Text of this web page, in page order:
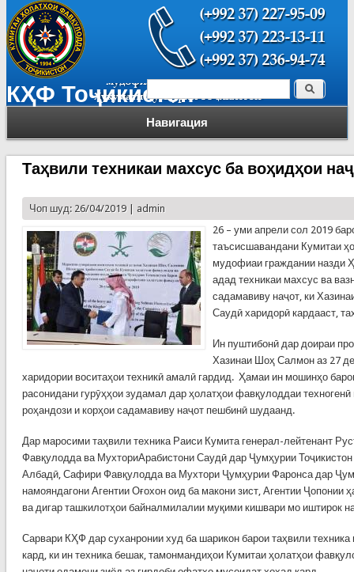
КҲФ Тоҷикистон
Навигация
Форма поиска Поиск
Таҳвили техникаи махсус ба воҳидҳои
Чоп шуд: 26/04/2019 | admin
26 – уми апрели сол 2019
таъсисшавандани Кумитаи
мудофиаи граждании назди
адад техникаи махсус ва
садамавиву наҷот, ки
Саудӣ харидорӣ кардааст,
Ин пуштибонӣ дар доираи
Хазинаи Шоҳ Салмон аз 27
харидории воситаҳои техникӣ амалӣ гардид. Ҳамаи ин мошинҳо
расонидани гурӯҳҳои зудамал дар ҳолатҳои фавқулоддаи техногенӣ
роҳандози и корҳои садамавиву наҷот пешбинӣ шудаанд.
Дар маросими таҳвили техника Раиси Кумита генерал-лейтенант
Фавқулодда ва МухториАрабистони Саудӣ дар Ҷумҳурии
Албадӣ, Сафири Фавқулодда ва Мухтори Ҷумҳурии Фаронса дар
намояндагони Агентии Оғохон оид ба макони зист, Агентии Ҷопонии
ва дигар ташкилотҳои байналмилалии муқими кишвари мо иштирок
Сарвари КҲФ дар суханронии худ ба шарикон барои таҳвили техника
кард, ки ин техника бешак, тамонмандиҳои Кумитаи ҳолатҳои